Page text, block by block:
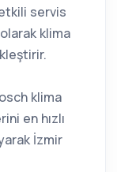
servis
klima
klima
en hızlı
İzmir